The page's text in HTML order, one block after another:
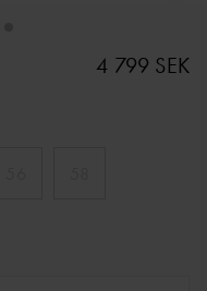
4 799 SEK